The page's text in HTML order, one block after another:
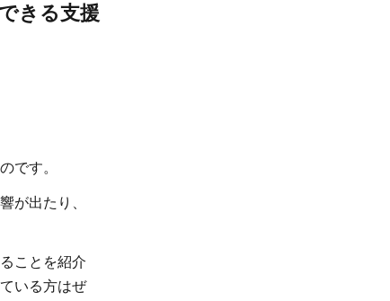
きる支援
です。
が出たり、
ことを紹介
いる方はぜ